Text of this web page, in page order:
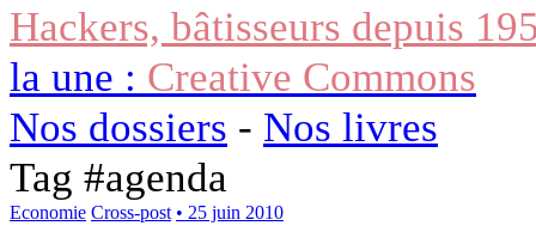
Hackers, bâtisseurs depuis
la une : Creative Commons
Nos dossiers - Nos livres
Tag #agenda
Economie Cross-post • 25 juin 2010